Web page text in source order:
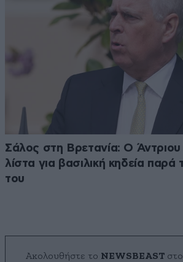
Σάλος στη Βρετανία: Ο Άντριου
λίστα για βασιλική κηδεία
του
Ακολουθήστε το NEWSBEAST στο